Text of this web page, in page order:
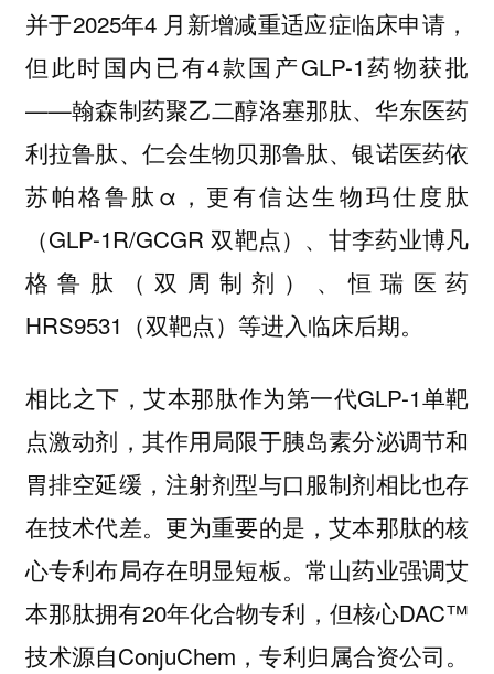
并于2025年4 月新增减重适应症临床申请，
但此时国内已有4款国产GLP-1药物获批
——翰森制药聚乙二醇洛塞那肽、华东医药
利拉鲁肽、仁会生物贝那鲁肽、银诺医药依
苏帕格鲁肽α，更有信达生物玛仕度肽
（GLP-1R/GCGR 双靶点）、甘李药业博凡
格鲁肽（双周制剂）、恒瑞医药
HRS9531（双靶点）等进入临床后期。
相比之下，艾本那肽作为第一代GLP-1单靶
点激动剂，其作用局限于胰岛素分泌调节和
胃排空延缓，注射剂型与口服制剂相比也存
在技术代差。更为重要的是，艾本那肽的核
心专利布局存在明显短板。常山药业强调艾
本那肽拥有20年化合物专利，但核心DAC™
技术源自ConjuChem，专利归属合资公司。